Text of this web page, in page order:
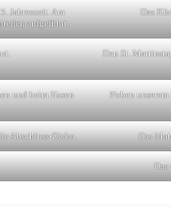
Jahreszeit. Am
aufgeführt.
Das
Den St.
und beim Hasen
Neben
Abschluss-Disko. Das
Das